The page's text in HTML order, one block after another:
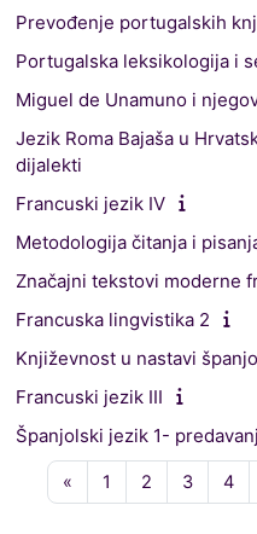
Prevođenje portugalskih
Portugalska leksikologija i
Miguel de Unamuno i
Jezik Roma Bajaša u
dijalekti
Francuski jezik IV
Metodologija čitanja i
Značajni tekstovi moderne
Francuska lingvistika 2
Književnost u nastavi
Francuski jezik III
Španjolski jezik 1-
« Prethodna stranica
1 Stranica 1
2 Stranica 2
3 4